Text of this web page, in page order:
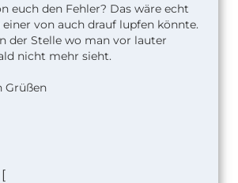
euch den Fehler? Das wäre echt
von auch drauf lupfen könnte.
der Stelle wo man vor lauter
nicht mehr sieht.
Grüßen